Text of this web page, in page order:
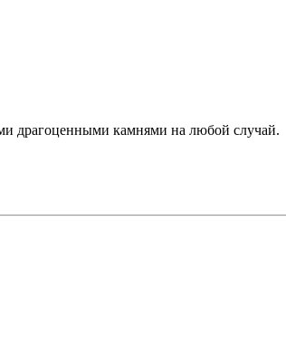
драгоценными камнями на любой случай.